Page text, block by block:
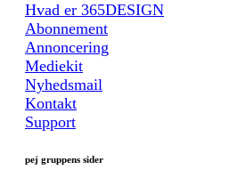
Hvad er 365DESIGN
Abonnement
Annoncering
Mediekit
Nyhedsmail
Kontakt
Support
pej gruppens sider